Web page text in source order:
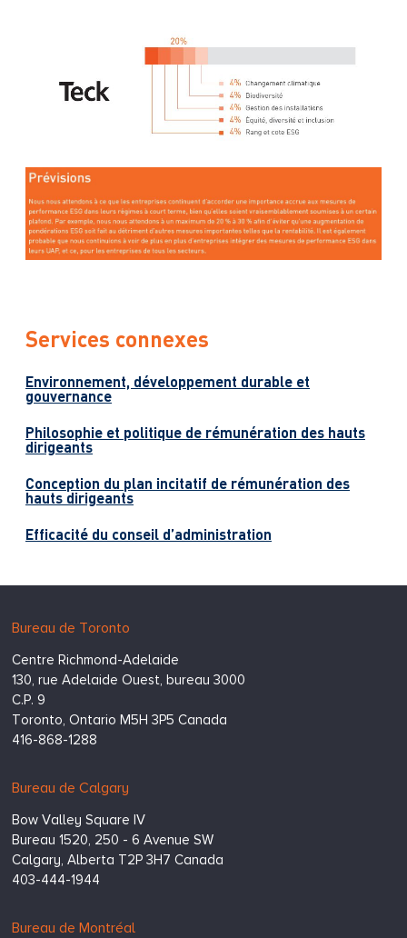
Services connexes
Environnement, développement durable et
gouvernance
Philosophie et politique de rémunération des hauts
dirigeants
Conception du plan incitatif de rémunération des
hauts dirigeants
Efficacité du conseil d’administration
Hugessen
Inc.
https://www.hugessen.com
Bureau de Toronto
Centre Richmond-Adelaide
130, rue Adelaide Ouest, bureau 3000
C.P. 9
Toronto, Ontario M5H 3P5Canada
416-868-1288
Bureau de Calgary
Bow Valley Square IV
Bureau 1520, 250 - 6 Avenue SW
Calgary, Alberta T2P 3H7Canada
403-444-1944
Bureau de Montréal